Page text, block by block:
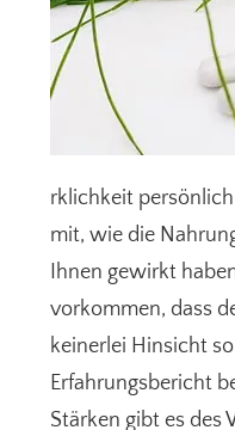
rklichkeit
mit, wie die
Ihnen gewirkt
vorkommen, dass
keinerlei Hinsicht
Erfahrungsbericht
Stärken gibt es des